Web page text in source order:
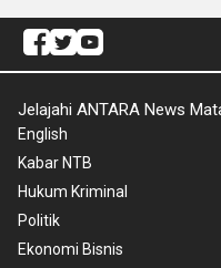
Jelajahi ANTARA News
English
Kabar NTB
Hukum Kriminal
Politik
Ekonomi Bisnis